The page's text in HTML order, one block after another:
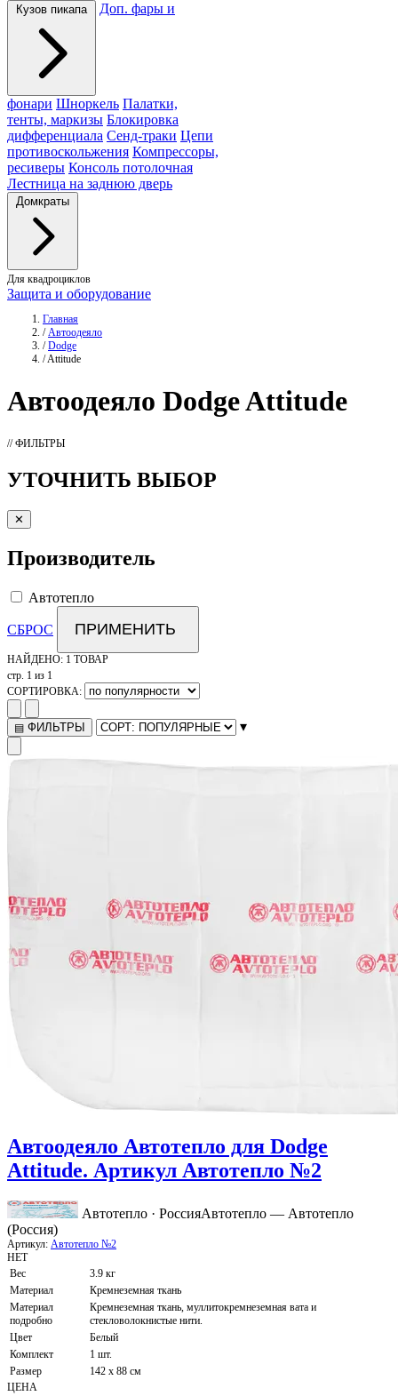
Кузов пикапа Доп. фары и
фонари Шноркель Палатки,
тенты, маркизы Блокировка
дифференциала Сенд-траки Цепи
противоскольжения Компрессоры,
ресиверы Консоль потолочная
Лестница на заднюю дверь
Домкраты
Для квадроциклов
Защита и оборудование
Главная
/ Автоодеяло
/ Dodge
/Attitude
Автоодеяло Dodge Attitude
// ФИЛЬТРЫ
УТОЧНИТЬ ВЫБОР
✕
Производитель
Автотепло
СБРОС ПРИМЕНИТЬ
НАЙДЕНО: 1 ТОВАР
стр. 1 из 1
СОРТИРОВКА:
▤ ФИЛЬТРЫ ▾
Автоодеяло Автотепло для Dodge
Attitude. Артикул Автотепло №2
Автотепло · РоссияАвтотепло — Автотепло
(Россия)
Артикул: Автотепло №2
НЕТ
Вес
3.9 кг
Материал
Кремнеземная ткань
Материал
подробно
Кремнеземная ткань, муллитокремнеземная вата и
стекловолокнистые нити.
Цвет
Белый
Комплект
1 шт.
Размер
142 x 88 см
ЦЕНА